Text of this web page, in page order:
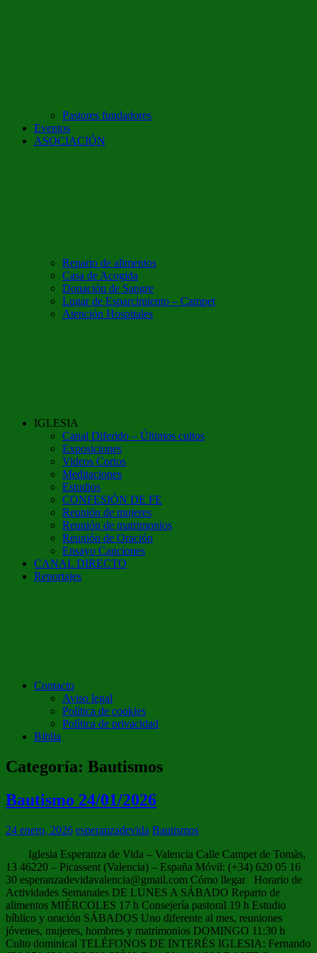
Pastores fundadores
Eventos
ASOCIACIÓN
Reparto de alimentos
Casa de Acogida
Donación de Sangre
Lugar de Esparcimiento – Campet
Atención Hospitales
IGLESIA
Canal Diferido – Últimos cultos
Exposiciones
Videos Cortos
Meditaciones
Estudios
CONFESIÓN DE FE
Reunión de mujeres
Reunión de matrimonios
Reunión de Oración
Ensayo Canciones
CANAL DIRECTO
Reportajes
Contacto
Aviso legal
Política de cookies
Política de privacidad
Biblia
Categoría: Bautismos
Bautismo 24/01/2026
24 enero, 2026 esperanzadevida Bautismos
Iglesia Esperanza de Vida – Valencia Calle Campet de Tomàs,
13 46220 – Picassent (Valencia) – España Móvil: (+34) 620 05 16
30 esperanzadevidavalencia@gmail.com Cómo llegar Horario de
Actividades Semanales DE LUNES A SÁBADO Reparto de
alimentos MIÉRCOLES 17 h Consejería pastoral 19 h Estudio
bíblico y oración SÁBADOS Uno diferente al mes, reuniones
jóvenes, mujeres, hombres y matrimonios DOMINGO 11:30 h
Culto dominical TELÉFONOS DE INTERÉS IGLESIA: Fernando